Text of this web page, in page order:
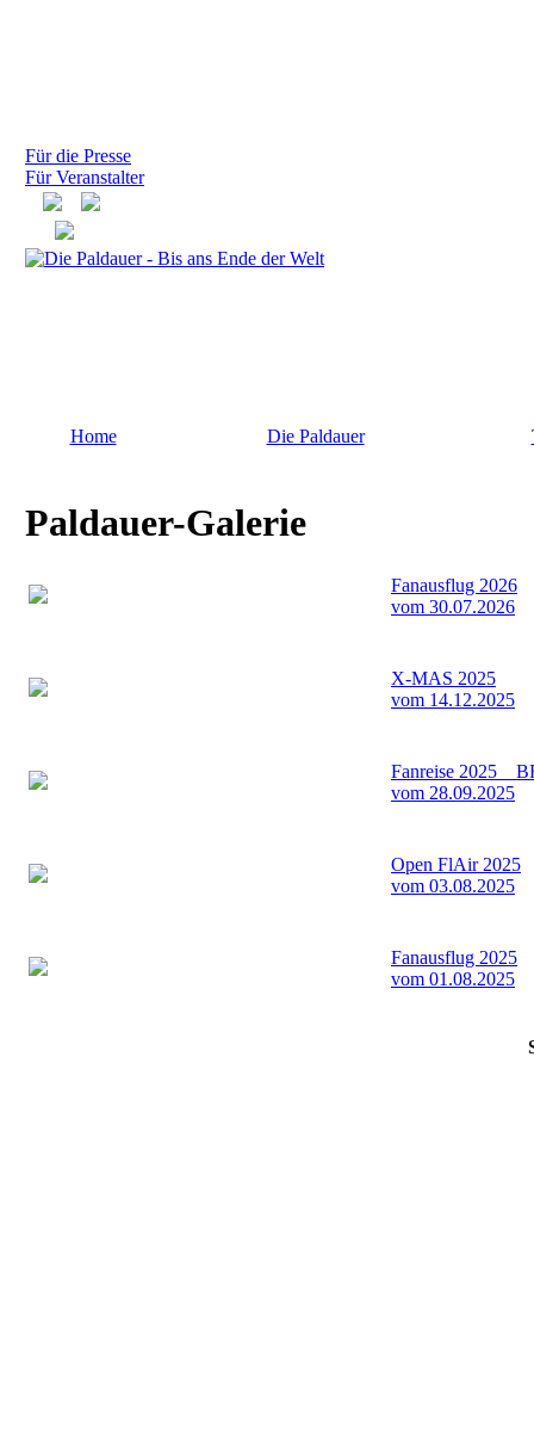
Für die Presse
Für Veranstalter
Home Die Paldauer
Paldauer-Galerie
Fanausflug 2026
vom 30.07.2026
X-MAS 2025
vom 14.12.2025
Fanreise 2025 _
vom 28.09.2025
Open FlAir 2025
vom 03.08.2025
Fanausflug 2025
vom 01.08.2025